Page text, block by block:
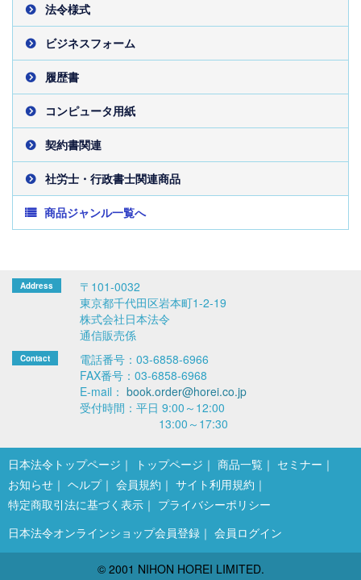
法令様式
ビジネスフォーム
履歴書
コンピュータ用紙
契約書関連
社労士・行政書士関連商品
商品ジャンル一覧へ
〒101-0032
東京都千代田区岩本町1-2-19
株式会社日本法令
通信販売係
電話番号：03-6858-6966
FAX番号：03-6858-6968
E-mail： book.order@horei.co.jp
受付時間：平日 9:00～12:00
13:00～17:30
日本法令トップページ トップページ 商品一覧
セミナー
お知らせ
ヘルプ 会員規約
サイト利用規約
特定商取引法に基づく表示
プライバシーポリシー
日本法令オンラインショップ会員登録
会員ログイン
© 2001 NIHON HOREI LIMITED.